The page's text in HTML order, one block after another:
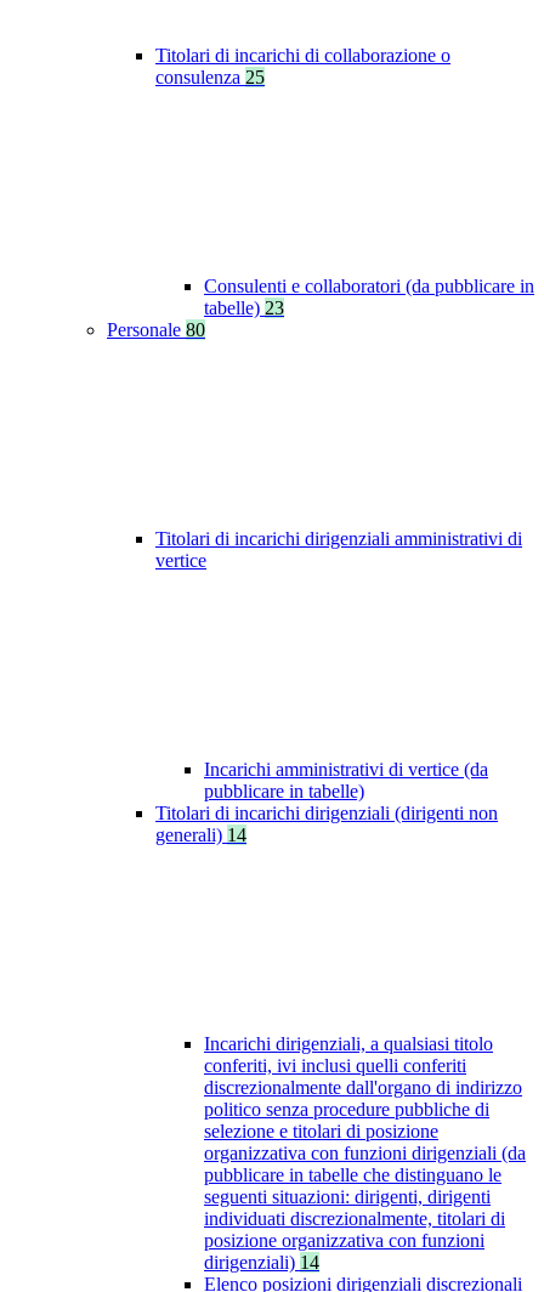
Titolari di incarichi di collaborazione o
consulenza 25
Consulenti e collaboratori (da pubblicare in
tabelle) 23
Personale 80
Titolari di incarichi dirigenziali amministrativi di
vertice
Incarichi amministrativi di vertice (da
pubblicare in tabelle)
Titolari di incarichi dirigenziali (dirigenti non
generali) 14
Incarichi dirigenziali, a qualsiasi titolo
conferiti, ivi inclusi quelli conferiti
discrezionalmente dall'organo di indirizzo
politico senza procedure pubbliche di
selezione e titolari di posizione
organizzativa con funzioni dirigenziali (da
pubblicare in tabelle che distinguano le
seguenti situazioni: dirigenti, dirigenti
individuati discrezionalmente, titolari di
posizione organizzativa con funzioni
dirigenziali) 14
Elenco posizioni dirigenziali discrezionali